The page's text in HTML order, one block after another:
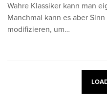
Wahre Klassiker kann man
Manchmal kann es aber
modifizieren, um…